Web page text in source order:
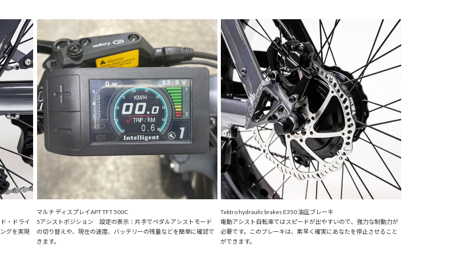
・ドライ
グを実現
マルチ ディスプレイAPT TFT 500C
5アシストポジション 設定の表示：片手でペダルアシストモード
の切り替えや、現在の速度、バッテリーの残量などを簡単に確認で
きます。
Tektro hydraulic brakes E350 油圧ブレーキ
電動アシスト自転車ではスピードが出やすいので、強力な制動力が
必要です。このブレーキは、素早く確実にあなたを停止させること
ができます。